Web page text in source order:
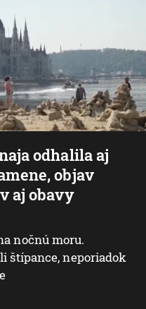
odhalila aj
objav
aj obavy
nočnú moru.
štípance, neporiadok